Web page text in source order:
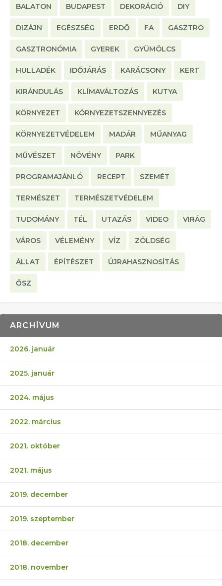
BALATON BUDAPEST DEKORÁCIÓ DIY
DIZÁJN EGÉSZSÉG ERDŐ FA GASZTRO
GASZTRONÓMIA GYEREK GYÜMÖLCS
HULLADÉK IDŐJÁRÁS KARÁCSONY KERT
KIRÁNDULÁS KLÍMAVÁLTOZÁS KUTYA
KÖRNYEZET KÖRNYEZETSZENNYEZÉS
KÖRNYEZETVÉDELEM MADÁR MŰANYAG
MŰVÉSZET NÖVÉNY PARK
PROGRAMAJÁNLÓ RECEPT SZEMÉT
TERMÉSZET TERMÉSZETVÉDELEM
TUDOMÁNY TÉL UTAZÁS VIDEO VIRÁG
VÁROS VÉLEMÉNY VÍZ ZÖLDSÉG
ÁLLAT ÉPÍTÉSZET ÚJRAHASZNOSÍTÁS
ŐSZ
ARCHÍVUM
2026. január
2025. január
2024. május
2022. március
2021. október
2021. május
2019. december
2019. szeptember
2018. december
2018. november